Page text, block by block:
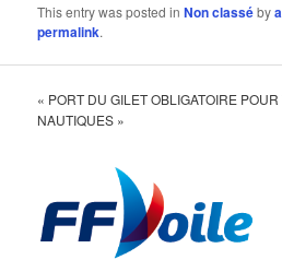
This entry was posted inNon classéby
permalink.
« PORT DU GILET OBLIGATOIRE
NAUTIQUES »